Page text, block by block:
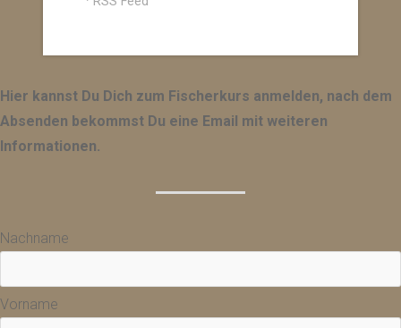
Hier kannst Du Dich zum Fischerkurs anmelden, nach dem
Absenden bekommst Du eine Email mit weiteren
Informationen.
Nachname
Vorname